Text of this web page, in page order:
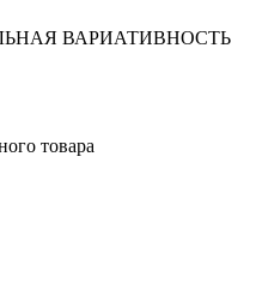
ВАРИАТИВНОСТЬ
товара